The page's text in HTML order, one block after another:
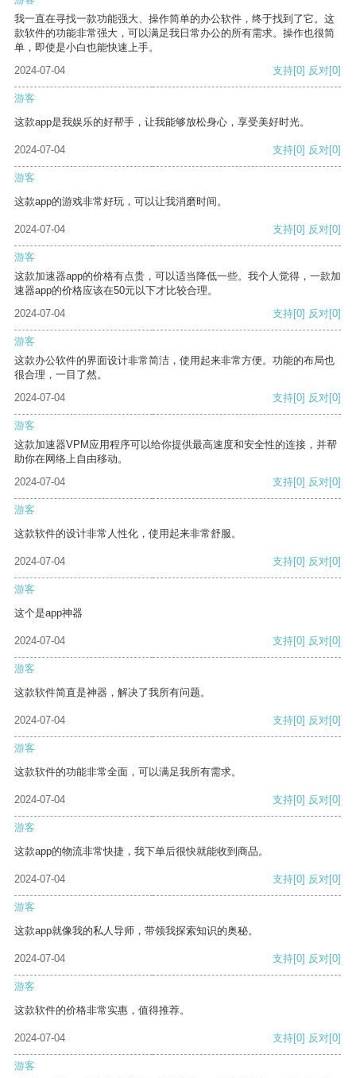
我一直在寻找一款功能强大、操作简单的办公软件，终于找到了它。这
款软件的功能非常强大，可以满足我日常办公的所有需求。操作也很简
单，即使是小白也能快速上手。
2024-07-04
支持[0] 反对[0]
游客
这款app是我娱乐的好帮手，让我能够放松身心，享受美好时光。
2024-07-04 支持[0] 反对[0]
游客
这款app的游戏非常好玩，可以让我消磨时间。
2024-07-04 支持[0] 反对[0]
游客
这款加速器app的价格有点贵，可以适当降低一些。我个人觉得，一款加
速器app的价格应该在50元以下才比较合理。
2024-07-04
支持[0] 反对[0]
游客
这款办公软件的界面设计非常简洁，使用起来非常方便。功能的布局也
很合理，一目了然。
2024-07-04
支持[0] 反对[0]
游客
这款加速器VPM应用程序可以给你提供最高速度和安全性的连接，并帮
助你在网络上自由移动。
2024-07-04
支持[0] 反对[0]
游客
这款软件的设计非常人性化，使用起来非常舒服。
2024-07-04 支持[0] 反对[0]
游客
这个是app神器
2024-07-04 支持[0] 反对[0]
游客
这款软件简直是神器，解决了我所有问题。
2024-07-04 支持[0] 反对[0]
游客
这款软件的功能非常全面，可以满足我所有需求。
2024-07-04 支持[0] 反对[0]
游客
这款app的物流非常快捷，我下单后很快就能收到商品。
2024-07-04 支持[0] 反对[0]
游客
这款app就像我的私人导师，带领我探索知识的奥秘。
2024-07-04 支持[0] 反对[0]
游客
这款软件的价格非常实惠，值得推荐。
2024-07-04 支持[0] 反对[0]
游客